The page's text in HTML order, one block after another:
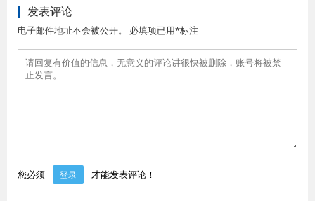
发表评论
电子邮件地址不会被公开。 必填项已用*标注
您必须 登录 才能发表评论！